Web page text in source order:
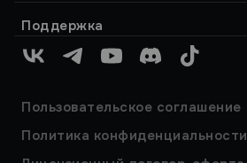
Поддержка
VK TelegramYouTubeDiscordTikTok
Пользовательское соглашение
Политика конфиденциальности